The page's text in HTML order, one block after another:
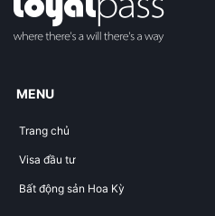
MENU
Trang chủ
Visa đầu tư
Bất động sản Hoa Kỳ